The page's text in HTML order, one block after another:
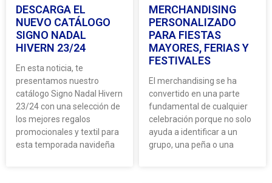
DESCARGA EL
NUEVO CATÁLOGO
SIGNO NADAL
HIVERN 23/24
En esta noticia, te
presentamos nuestro
catálogo Signo Nadal Hivern
23/24 con una selección de
los mejores regalos
promocionales y textil para
esta temporada navideña
MERCHANDISING
PERSONALIZADO
PARA FIESTAS
MAYORES, FERIAS Y
FESTIVALES
El merchandising se ha
convertido en una parte
fundamental de cualquier
celebración porque no solo
ayuda a identificar a un
grupo, una peña o una